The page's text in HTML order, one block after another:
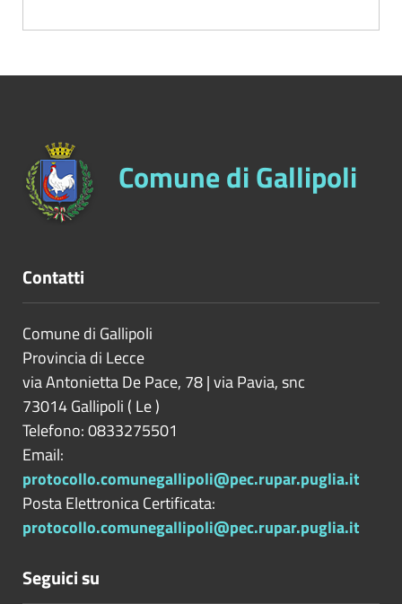
Comune di Gallipoli
Contatti
Comune di Gallipoli
Provincia di Lecce
via Antonietta De Pace, 78 | via Pavia, snc
73014Gallipoli ( Le)
Telefono: 0833275501
Email:
protocollo.comunegallipoli@pec.rupar.puglia.it
Posta Elettronica Certificata:
protocollo.comunegallipoli@pec.rupar.puglia.it
Seguici su